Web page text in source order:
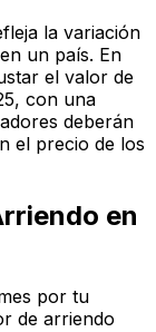
la variación
un país. En
el valor de
con una
deberán
el precio de los
en
por tu
de arriendo